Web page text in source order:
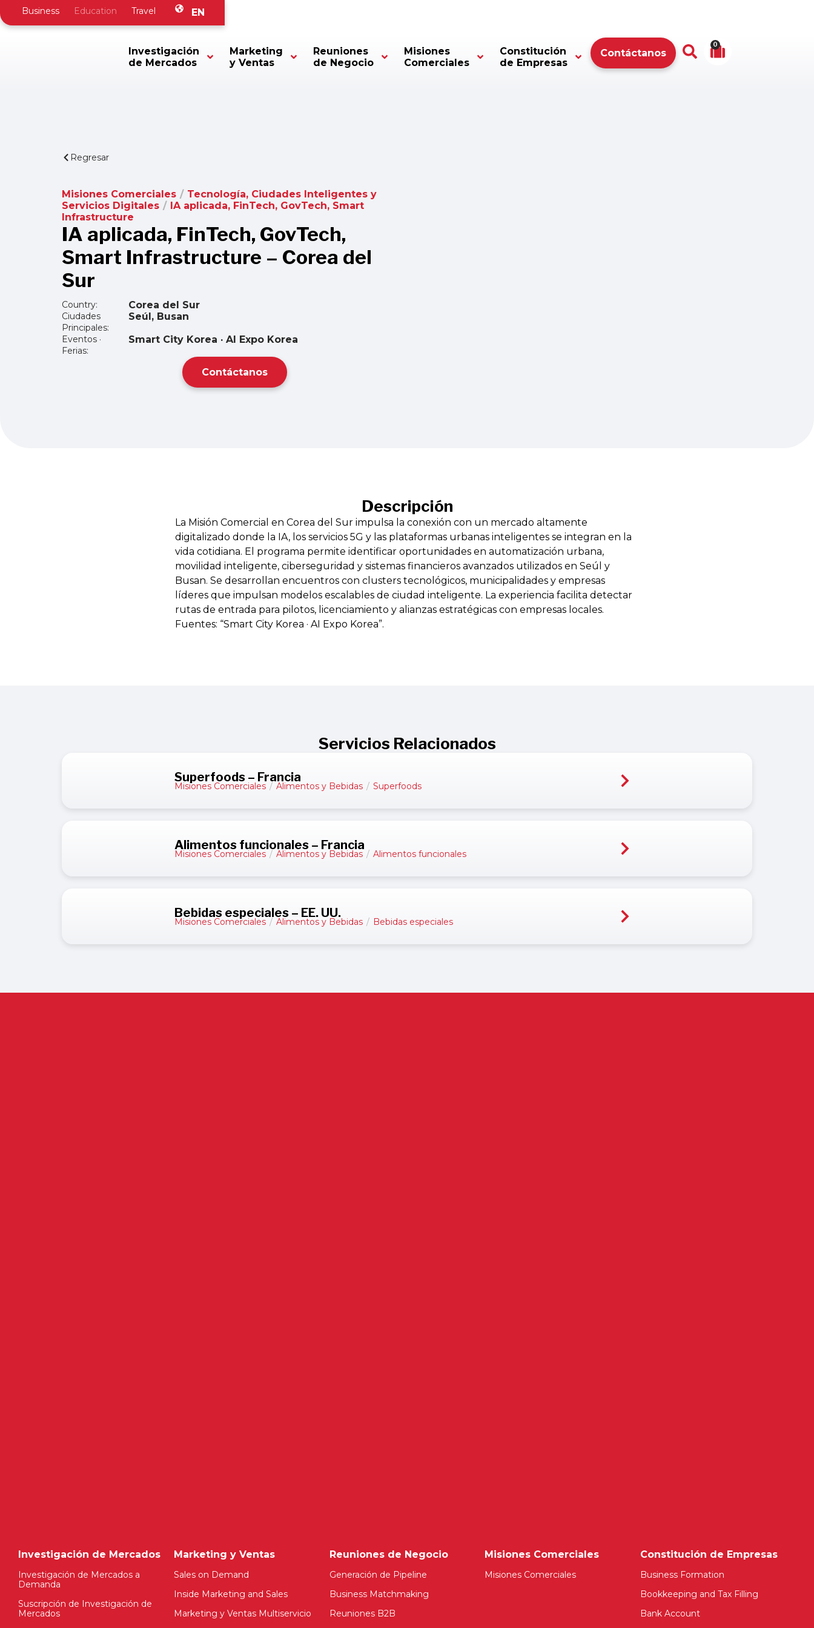
Business Education Travel EN
Investigación
de Mercados
Marketing
y Ventas
Reuniones
de Negocio
Misiones
Comerciales
Constitución
de Empresas
Contáctanos
0
Regresar
Misiones Comerciales / Tecnología, Ciudades Inteligentes y
Servicios Digitales / IA aplicada, FinTech, GovTech, Smart
Infrastructure
IA aplicada, FinTech, GovTech,
Smart Infrastructure – Corea del
Sur
Country: Corea del Sur
Ciudades
Principales:
Seúl, Busan
Eventos ·
Ferias:
Smart City Korea · AI Expo Korea
Contáctanos
Descripción
La Misión Comercial en Corea del Sur impulsa la conexión con un mercado altamente
digitalizado donde la IA, los servicios 5G y las plataformas urbanas inteligentes se integran en la
vida cotidiana. El programa permite identificar oportunidades en automatización urbana,
movilidad inteligente, ciberseguridad y sistemas financieros avanzados utilizados en Seúl y
Busan. Se desarrollan encuentros con clusters tecnológicos, municipalidades y empresas
líderes que impulsan modelos escalables de ciudad inteligente. La experiencia facilita detectar
rutas de entrada para pilotos, licenciamiento y alianzas estratégicas con empresas locales.
Fuentes: “Smart City Korea · AI Expo Korea”.
Servicios Relacionados
Superfoods – Francia
Misiones Comerciales / Alimentos y Bebidas / Superfoods
Alimentos funcionales – Francia
Misiones Comerciales / Alimentos y Bebidas / Alimentos funcionales
Bebidas especiales – EE. UU.
Misiones Comerciales / Alimentos y Bebidas / Bebidas especiales
Investigación de Mercados
Investigación de Mercados a
Demanda
Suscripción de Investigación de
Mercados
Marketing y Ventas
Sales on Demand
Inside Marketing and Sales
Marketing y Ventas Multiservicio
Reuniones de Negocio
Generación de Pipeline
Business Matchmaking
Reuniones B2B
Misiones Comerciales
Misiones Comerciales
Constitución de Empresas
Business Formation
Bookkeeping and Tax Filling
Bank Account